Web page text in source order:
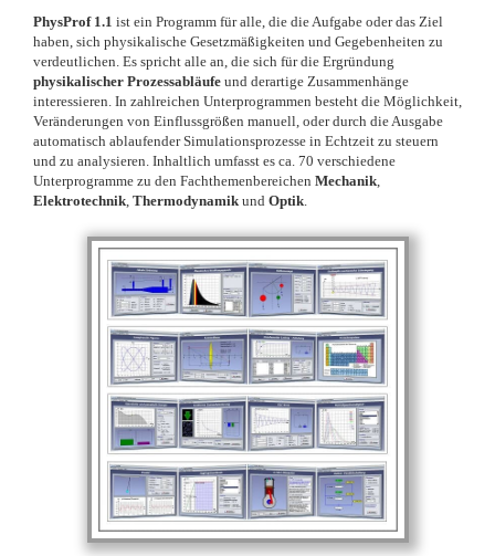
PhysProf 1.1 ist ein Programm für alle, die die Aufgabe oder das Ziel
haben, sich physikalische Gesetzmäßigkeiten und Gegebenheiten zu
verdeutlichen. Es spricht alle an, die sich für die Ergründung
physikalischer Prozessabläufe und derartige Zusammenhänge
interessieren. In zahlreichen Unterprogrammen besteht die Möglichkeit,
Veränderungen von Einflussgrößen manuell, oder durch die Ausgabe
automatisch ablaufender Simulationsprozesse in Echtzeit zu steuern
und zu analysieren. Inhaltlich umfasst es ca. 70 verschiedene
Unterprogramme zu den Fachthemenbereichen Mechanik,
Elektrotechnik, Thermodynamik und Optik.